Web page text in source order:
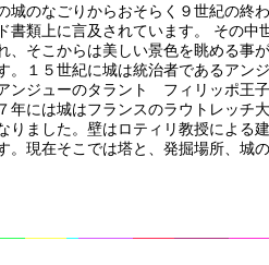
城のなごりからおそらく９世紀の終
書類上に言及されています。 その中
、そこからは美しい景色を眺める事
。１５世紀に城は統治者であるアン
ンジューのタラント フィリッポ王
年には城はフランスのラウトレッチ
りました。壁はロティリ教授による
。現在そこでは塔と、発掘場所、城